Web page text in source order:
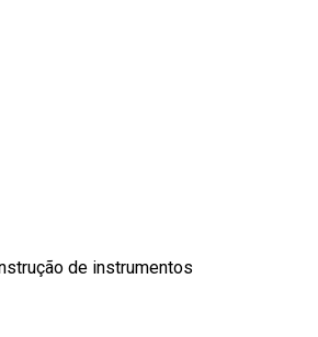
de instrumentos